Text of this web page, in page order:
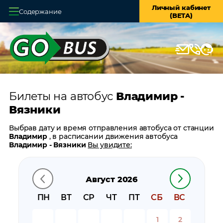
Содержание
Личный кабинет
(BETA)
Главная
О системе
Оплата и доставка
Возврат билетов
Заказ автобуса
Контакты
Билеты на автобус Владимир -
Вязники
Август 2026
ПН
ВТ СР ЧТ ПТ СБ ВС
1 2
Выбрав дату и время отправления автобуса от станции
Владимир , в расписании движения автобуса
Владимир - Вязники Вы увидите:
время прибытия
время в пути
цену билета